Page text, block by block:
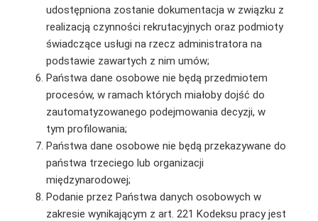
udostępniona zostanie dokumentacja w związku z
realizacją czynności rekrutacyjnych oraz podmioty
świadczące usługi na rzecz administratora na
podstawie zawartych z nim umów;
Państwa dane osobowe nie będą przedmiotem
procesów, w ramach których miałoby dojść do
zautomatyzowanego podejmowania decyzji, w
tym profilowania;
Państwa dane osobowe nie będą przekazywane do
państwa trzeciego lub organizacji
międzynarodowej;
Podanie przez Państwa danych osobowych w
zakresie wynikającym z art. 221 Kodeksu pracy jest